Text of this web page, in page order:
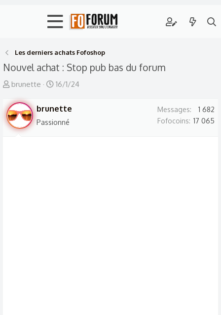
Les derniers achats Fofoshop
Nouvel achat : Stop pub bas du forum
A
t
e
u
brunette
D
t
e
16/1/24
brunette
Passionné
Messages
1 682
Fofocoins 17 065